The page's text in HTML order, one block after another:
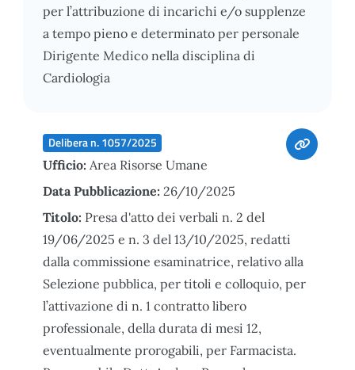
per l’attribuzione di incarichi e/o supplenze
a tempo pieno e determinato per personale
Dirigente Medico nella disciplina di
Cardiologia
Delibera n. 1057/2025
Ufficio: Area Risorse Umane
Data Pubblicazione: 26/10/2025
Titolo: Presa d'atto dei verbali n. 2 del
19/06/2025 e n. 3 del 13/10/2025, redatti
dalla commissione esaminatrice, relativo alla
Selezione pubblica, per titoli e colloquio, per
l’attivazione di n. 1 contratto libero
professionale, della durata di mesi 12,
eventualmente prorogabili, per Farmacista.